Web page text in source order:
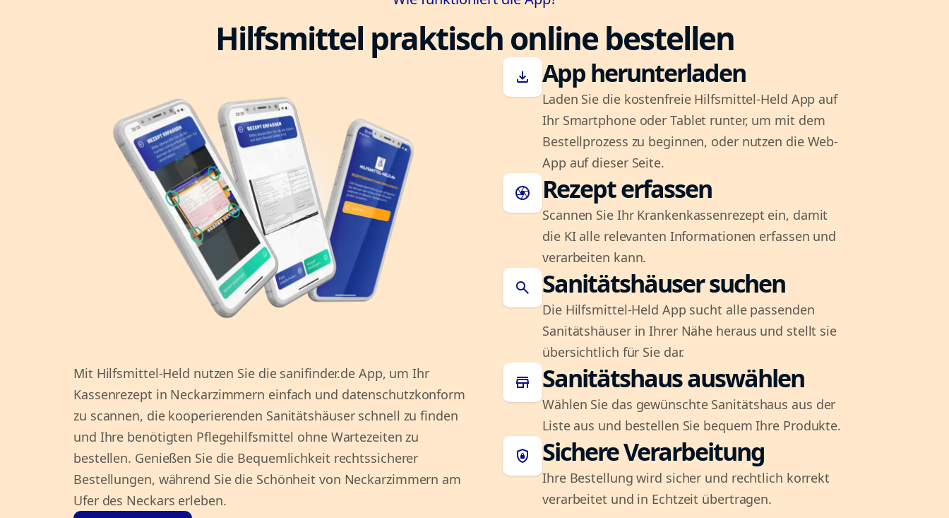
Hilfsmittel praktisch online bestellen
Mit Hilfsmittel-Held nutzen Sie die sanifinder.de App, um Ihr
Kassenrezept in Neckarzimmern einfach und datenschutzkonform
zu scannen, die kooperierenden Sanitätshäuser schnell zu finden
und Ihre benötigten Pflegehilfsmittel ohne Wartezeiten zu
bestellen. Genießen Sie die Bequemlichkeit rechtssicherer
Bestellungen, während Sie die Schönheit von Neckarzimmern am
Ufer des Neckars erleben.
download App herunterladen
Laden Sie die kostenfreie Hilfsmittel-Held App auf
Ihr Smartphone oder Tablet runter, um mit dem
Bestellprozess zu beginnen, oder nutzen die Web-
App auf dieser Seite.
camera Rezept erfassen
Scannen Sie Ihr Krankenkassenrezept ein, damit
die KI alle relevanten Informationen erfassen und
verarbeiten kann.
search Sanitätshäuser suchen
Die Hilfsmittel-Held App sucht alle passenden
Sanitätshäuser in Ihrer Nähe heraus und stellt sie
übersichtlich für Sie dar.
store Sanitätshaus auswählen
Wählen Sie das gewünschte Sanitätshaus aus der
Liste aus und bestellen Sie bequem Ihre Produkte.
shield_lock Sichere Verarbeitung
Ihre Bestellung wird sicher und rechtlich korrekt
verarbeitet und in Echtzeit übertragen.